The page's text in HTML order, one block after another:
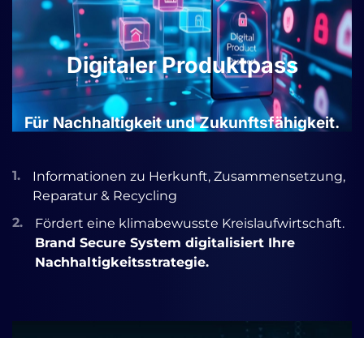
Digitaler Produktpass
Für Nachhaltigkeit und Zukunftsfähigkeit.
1.
Informationen zu Herkunft, Zusammensetzung,
Reparatur & Recycling
2.
Fördert eine klimabewusste Kreislaufwirtschaft.
Brand Secure System digitalisiert Ihre
Nachhaltigkeitsstrategie.